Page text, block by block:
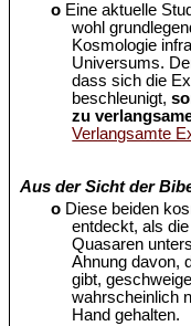
o Eine aktuelle
wohl
Kosmologie
Universums.
dass sich die
beschleunigt,
zu
Verlangsamte
Aus der Sicht der
o Diese beiden
entdeckt, als
Quasaren
Ahnung davon,
gibt,
wahrscheinlich
Hand gehalten.